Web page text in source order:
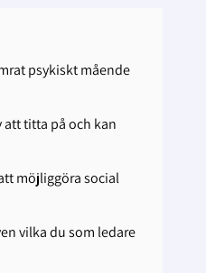
psykiskt mående
att titta på och kan
möjliggöra social
vilka du som ledare